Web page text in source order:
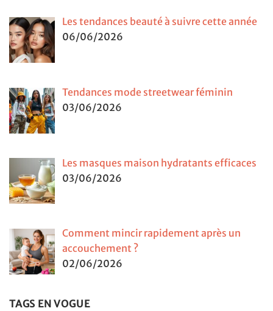
Les tendances beauté à suivre cette année
06/06/2026
Tendances mode streetwear féminin
03/06/2026
Les masques maison hydratants efficaces
03/06/2026
Comment mincir rapidement après un
accouchement ?
02/06/2026
TAGS EN VOGUE